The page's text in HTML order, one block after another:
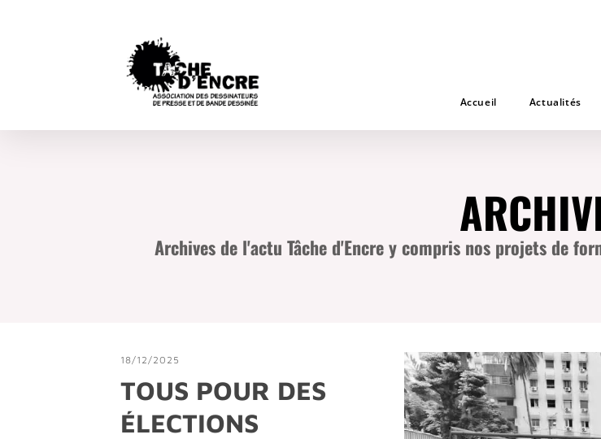
Accueil Actualités
Archives de l'actu Tâche d'Encre y compris nos projets de
18/12/2025
TOUS POUR DES
ÉLECTIONS